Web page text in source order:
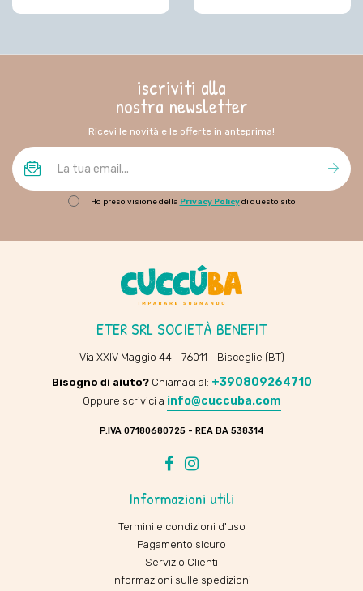
iscriviti alla
nostra newsletter
Ricevi le novità e le offerte in anteprima!
Ho preso visione della Privacy Policydi questo sito
ETER SRL SOCIETÀ BENEFIT
Via XXIV Maggio 44 - 76011 - Bisceglie (BT)
Bisogno di aiuto? Chiamaci al: +390809264710
Oppure scrivici a info@cuccuba.com
P.IVA 07180680725 - REA BA 538314
Facebook
Informazioni utili
Termini e condizioni d'uso
Pagamento sicuro
Servizio Clienti
Informazioni sulle spedizioni